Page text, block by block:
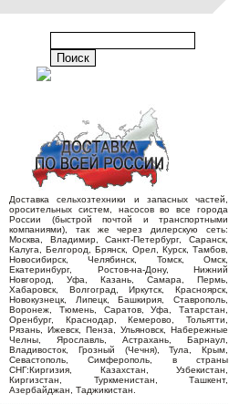
Доставка сельхозтехники и запасных частей,
оросительных систем, насосов во все города
России (быстрой почтой и транспортными
компаниями), так же через дилерскую сеть:
Москва, Владимир, Санкт-Петербург, Саранск,
Калуга, Белгород, Брянск, Орел, Курск, Тамбов,
Новосибирск, Челябинск, Томск, Омск,
Екатеринбург, Ростов-на-Дону, Нижний
Новгород, Уфа, Казань, Самара, Пермь,
Хабаровск, Волгоград, Иркутск, Красноярск,
Новокузнецк, Липецк, Башкирия, Ставрополь,
Воронеж, Тюмень, Саратов, Уфа, Татарстан,
Оренбург, Краснодар, Кемерово, Тольятти,
Рязань, Ижевск, Пенза, Ульяновск, Набережные
Челны, Ярославль, Астрахань, Барнаул,
Владивосток, Грозный (Чечня), Тула, Крым,
Севастополь, Симферополь, в страны
СНГ:Киргизия, Казахстан, Узбекистан,
Киргизстан, Туркменистан, Ташкент,
Азербайджан, Таджикистан.